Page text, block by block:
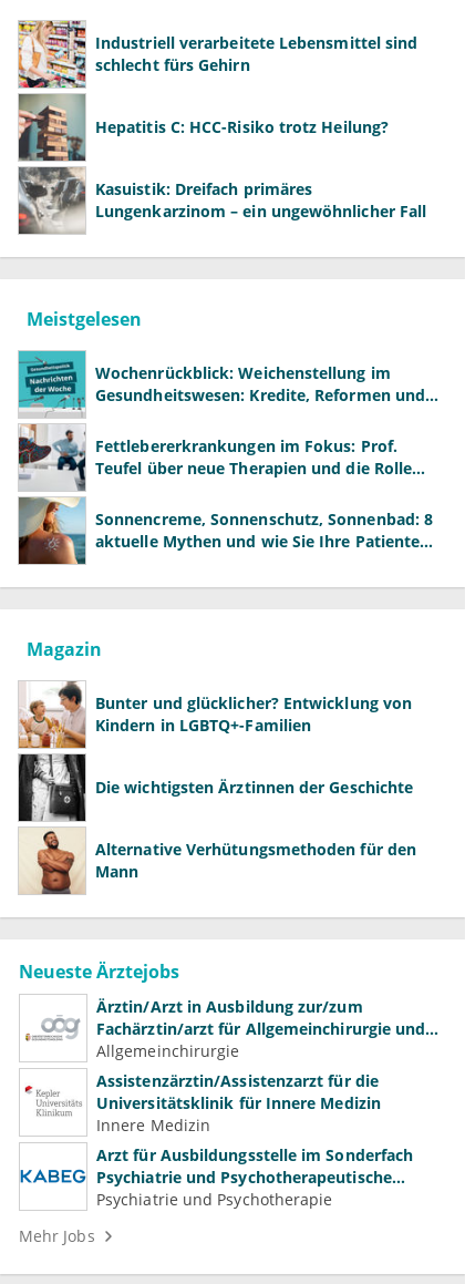
Industriell verarbeitete Lebensmittel sind
schlecht fürs Gehirn
Hepatitis C: HCC-Risiko trotz Heilung?
Kasuistik: Dreifach primäres
Lungenkarzinom – ein ungewöhnlicher Fall
Meistgelesen
Wochenrückblick: Weichenstellung im
Gesundheitswesen: Kredite, Reformen und
Fettlebererkrankungen im Fokus: Prof.
Teufel über neue Therapien und die Rolle
Sonnencreme, Sonnenschutz, Sonnenbad: 8
aktuelle Mythen und wie Sie Ihre Patienten
Magazin
Bunter und glücklicher? Entwicklung von
Kindern in LGBTQ+-Familien
Die wichtigsten Ärztinnen der Geschichte
Alternative Verhütungsmethoden für den
Mann
Neueste Ärztejobs
Ärztin/Arzt in Ausbildung zur/zum
Fachärztin/arzt für Allgemeinchirurgie und
Gefäßchirurgie
Allgemeinchirurgie
Assistenzärztin/Assistenzarzt für die
Universitätsklinik für Innere Medizin
Innere Medizin
Arzt für Ausbildungsstelle im Sonderfach
Psychiatrie und Psychotherapeutische
Medizin (m/w/d)
Psychiatrie und Psychotherapie
Mehr Jobs